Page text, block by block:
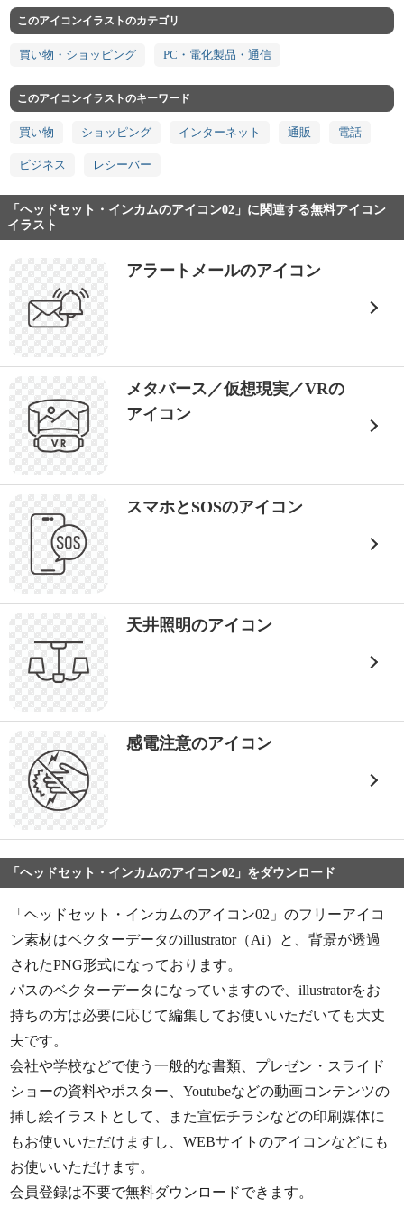
このアイコンイラストのカテゴリ
買い物・ショッピング PC・電化製品・通信
このアイコンイラストのキーワード
買い物 ショッピング インターネット 通販 電話
ビジネス レシーバー
「ヘッドセット・インカムのアイコン02」に関連する無料アイコン
イラスト
アラートメールのアイコン
メタバース／仮想現実／VRの
アイコン
スマホとSOSのアイコン
天井照明のアイコン
感電注意のアイコン
「ヘッドセット・インカムのアイコン02」をダウンロード
「ヘッドセット・インカムのアイコン02」のフリーアイコ
ン素材はベクターデータのillustrator（Ai）と、背景が透過
されたPNG形式になっております。
パスのベクターデータになっていますので、illustratorをお
持ちの方は必要に応じて編集してお使いいただいても大丈
夫です。
会社や学校などで使う一般的な書類、プレゼン・スライド
ショーの資料やポスター、Youtubeなどの動画コンテンツの
挿し絵イラストとして、また宣伝チラシなどの印刷媒体に
もお使いいただけますし、WEBサイトのアイコンなどにも
お使いいただけます。
会員登録は不要で無料ダウンロードできます。